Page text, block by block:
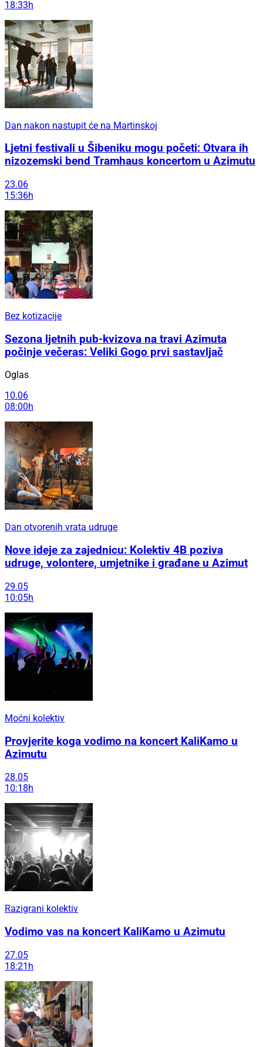
18:33h
Dan nakon nastupit će na Martinskoj
Ljetni festivali u Šibeniku mogu početi: Otvara ih
nizozemski bend Tramhaus koncertom u Azimutu
23.06
15:36h
Bez kotizacije
Sezona ljetnih pub-kvizova na travi Azimuta
počinje večeras: Veliki Gogo prvi sastavljač
Oglas
10.06
08:00h
Dan otvorenih vrata udruge
Nove ideje za zajednicu: Kolektiv 4B poziva
udruge, volontere, umjetnike i građane u Azimut
29.05
10:05h
Moćni kolektiv
Provjerite koga vodimo na koncert KaliKamo u
Azimutu
28.05
10:18h
Razigrani kolektiv
Vodimo vas na koncert KaliKamo u Azimutu
27.05
18:21h